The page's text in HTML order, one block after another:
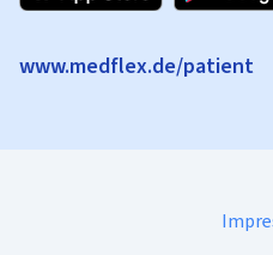
www.medflex.de/patient